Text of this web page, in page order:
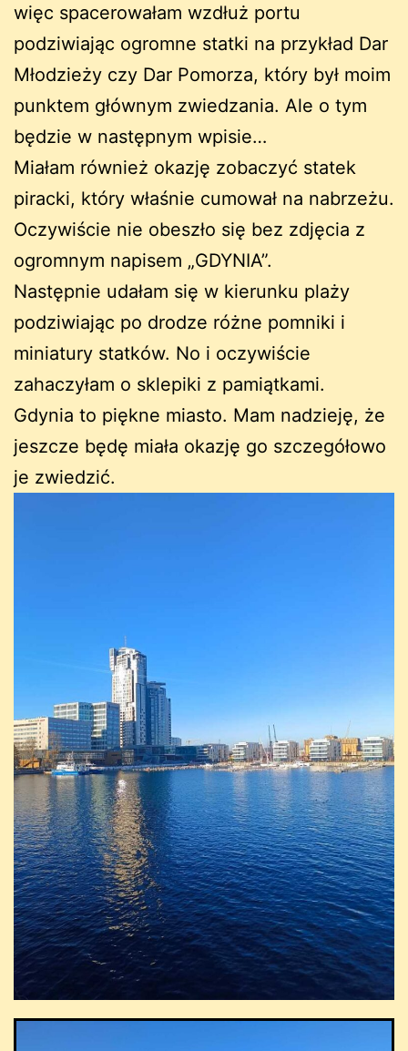
więc spacerowałam wzdłuż portu
podziwiając ogromne statki na przykład Dar
Młodzieży czy Dar Pomorza, który był moim
punktem głównym zwiedzania. Ale o tym
będzie w następnym wpisie…
Miałam również okazję zobaczyć statek
piracki, który właśnie cumował na nabrzeżu.
Oczywiście nie obeszło się bez zdjęcia z
ogromnym napisem „GDYNIA”.
Następnie udałam się w kierunku plaży
podziwiając po drodze różne pomniki i
miniatury statków. No i oczywiście
zahaczyłam o sklepiki z pamiątkami.
Gdynia to piękne miasto. Mam nadzieję, że
jeszcze będę miała okazję go szczegółowo
je zwiedzić.